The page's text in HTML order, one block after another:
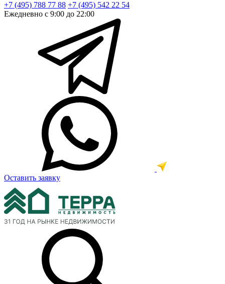
+7 (495) 788 77 88 +7 (495) 542 22 54
Ежедневно с 9:00 до 22:00
Оставить заявку